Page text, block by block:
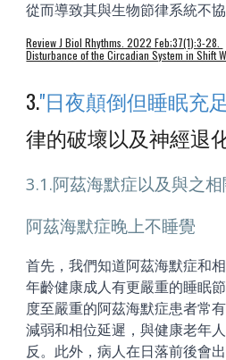
從而導致其與生物節律系統不協
Review J Biol Rhythms. 2022 Feb;37(1):3-28.
Disturbance of the Circadian System in Shift
3."日夜顛倒但睡眠充
律的破壞以及神經退
3.1.阿茲海默症以及與之
阿茲海默症晚上不睡覺
首先，我們知道阿茲海默症和
年齡健康成人有更嚴重的睡眠
度至嚴重的阿茲海默症患者常
減弱和相位延遲，與健康老年
反。此外，病人在日落前後會